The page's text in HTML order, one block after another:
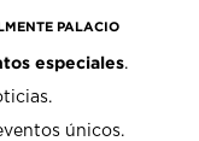
PALACIO
especiales.
únicos.